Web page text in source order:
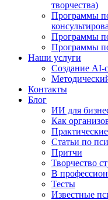
творчества)
Программы
Программы
Программы
Наши услуги
Создание AI-
Контакты
Блог
ИИ для
Как
Статьи по
Притчи
Творчество
В
Тесты
Известные